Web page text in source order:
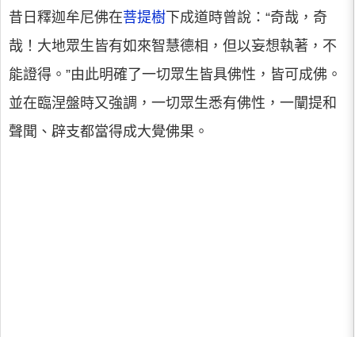
昔日釋迦牟尼佛在菩提樹 下成道時曾說：“奇哉，奇
哉！大地眾生皆有如來智慧德相，但以妄想執著，不
能證得。”由此明確了一切眾生皆具佛性，皆可成佛。
並在臨涅盤時又強調，一切眾生悉有佛性，一闡提和
聲聞、辟支都當得成大覺佛果。